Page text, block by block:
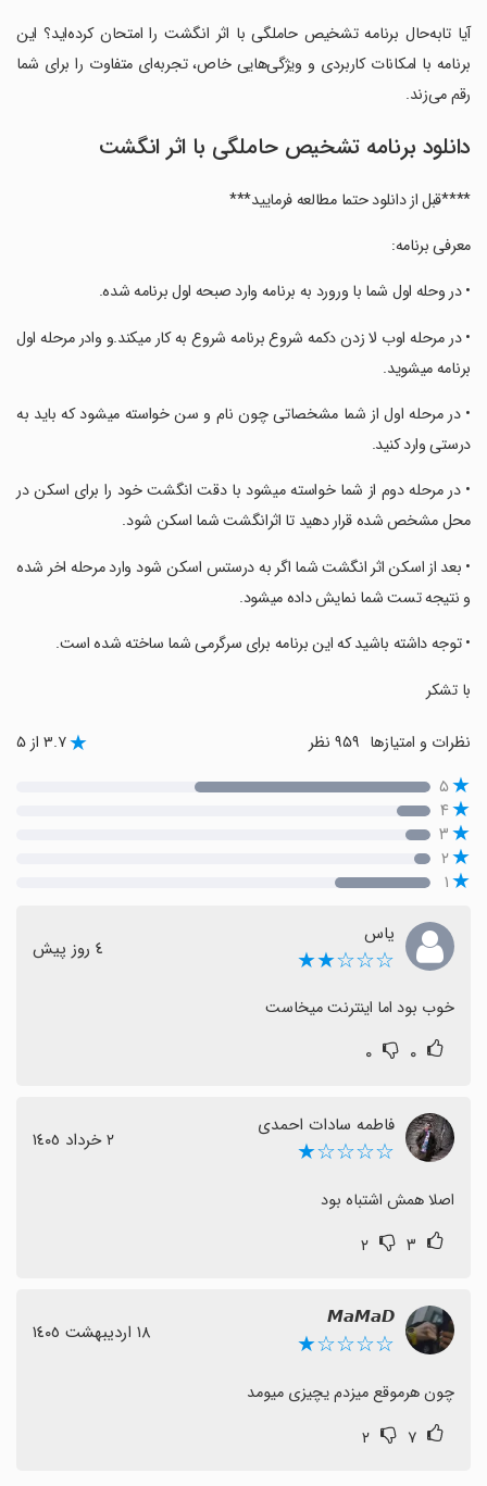
آیا تابه‌حال برنامه تشخیص حاملگی با اثر انگشت را امتحان کرده‌اید؟ این
برنامه با امکانات کاربردی و ویژگی‌هایی خاص، تجربه‌ای متفاوت را برای شما
رقم می‌زند.
دانلود برنامه تشخیص حاملگی با اثر انگشت
****قبل از دانلود حتما مطالعه فرمایید***
‏معرفی برنامه:
‏• در وحله اول شما با ورورد به برنامه وارد صبحه اول برنامه شده.
‏• در مرحله اوب لا زدن دکمه شروع برنامه شروع به کار میکند.و وادر مرحله اول
برنامه میشوید.
‏• در مرحله اول از شما مشخصاتی چون نام و سن خواسته میشود که باید به
درستی وارد کنید.
‏• در مرحله دوم از شما خواسته میشود با دقت انگشت خود را برای اسکن در
محل مشخص شده قرار دهید تا اثرانگشت شما اسکن شود.
‏• بعد از اسکن اثر انگشت شما اگر به درستس اسکن شود وارد مرحله اخر شده
و نتیجه تست شما نمایش داده میشود.
‏• توجه داشته باشید که این برنامه برای سرگرمی شما ساخته شده است.
‏با تشکر
نظرات و امتیازها ۳.۷ از ۵
۵
۴
۳
۲
۱
یاس
☆☆☆★★ ٤ روز پیش
خوب بود اما اینترنت میخاست
۰ ۰
فاطمه سادات احمدی
☆☆☆☆★ ٢ خرداد ١٤٠٥
اصلا همش اشتباه بود
۳ ۲
‌𝙈𝙖𝙈𝙖𝘿
☆☆☆☆★ ١٨ اردیبهشت ١٤٠٥
چون هرموقع میزدم یچیزی میومد
۷ ۲